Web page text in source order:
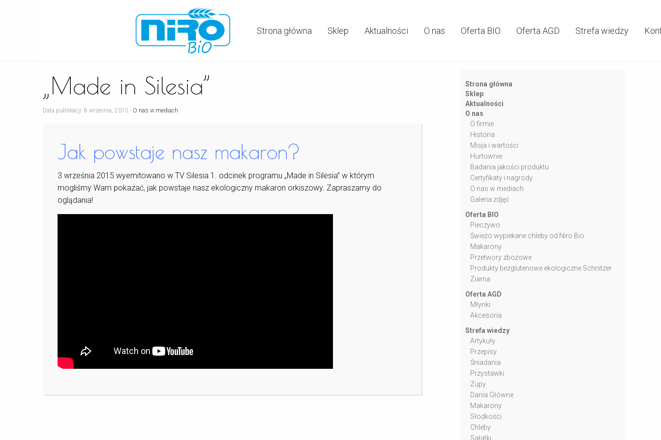
Strona główna Sklep Aktualności O nas Oferta BIO Oferta AGD Strefa wiedzy
„Made in Silesia”
Data publikacji: 8 września, 2015 - O nas w mediach
Jak powstaje nasz makaron?
3 września 2015 wyemitowano w TV Silesia 1. odcinek programu „Made in Silesia” w którym
mogliśmy Wam pokazać, jak powstaje nasz ekologiczny makaron orkiszowy. Zapraszamy do
oglądania!
Strona główna
Sklep
Aktualności
O nas
O firmie
Historia
Misja i wartości
Hurtownie
Badania jakości produktu
Certyfikaty i nagrody
O nas w mediach
Galeria zdjęć
Oferta BIO
Pieczywo
Świeżo wypiekane chleby od Niro Bio
Makarony
Przetwory zbożowe
Produkty bezglutenowe ekologiczne Schnitzer
Ziarna
Oferta AGD
Młynki
Akcesoria
Strefa wiedzy
Artykuły
Przepisy
Śniadania
Przystawki
Zupy
Dania Główne
Makarony
Słodkości
Chleby
Sałatki